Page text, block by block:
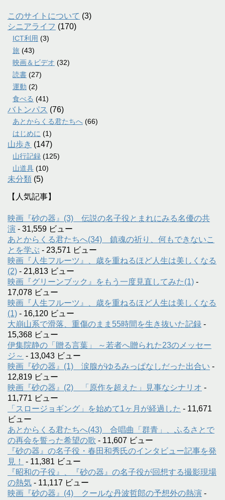
このサイトについて (3)
シニアライフ (170)
ICT利用 (3)
旅 (43)
映画＆ビデオ (32)
読書 (27)
運動 (2)
食べる (41)
バトンパス (76)
あとからくる君たちへ (66)
はじめに (1)
山歩き (147)
山行記録 (125)
山道具 (10)
未分類 (5)
【人気記事】
映画『砂の器』(3) 伝説の名子役とまれにみる名優の共
演 - 31,559 ビュー
あとからくる君たちへ(34) 鎮魂の祈り、何もできないこ
とを学ぶ - 23,571 ビュー
映画『人生フルーツ』、歳を重ねるほど人生は美しくなる
(2) - 21,813 ビュー
映画『グリーンブック』をもう一度見直してみた(1) -
17,078 ビュー
映画『人生フルーツ』、歳を重ねるほど人生は美しくなる
(1) - 16,120 ビュー
大崩山系で滑落、重傷のまま55時間を生き抜いた記録 -
15,368 ビュー
伊集院静の「贈る言葉」 ～若者へ贈られた23のメッセー
ジ～ - 13,043 ビュー
映画『砂の器』(1) 涙腺がゆるみっぱなしだった出合い -
12,819 ビュー
映画『砂の器』(2) 「原作を超えた」見事なシナリオ -
11,771 ビュー
「スロージョギング」を始めて1ヶ月が経過した - 11,671
ビュー
あとからくる君たちへ(43) 合唱曲「群青」、ふるさとで
の再会を誓った希望の歌 - 11,607 ビュー
『砂の器』の名子役・春田和秀氏のインタビュー記事を発
見！
- 11,381 ビュー
『昭和の子役』、『砂の器』の名子役が回想する撮影現場
の熱気 - 11,117 ビュー
映画『砂の器』(4) クールな丹波哲郎の予想外の熱演 -